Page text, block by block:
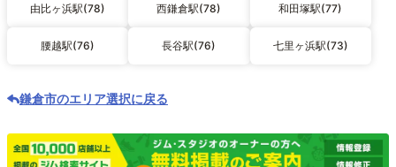
由比ヶ浜駅(78) 西鎌倉駅(78) 和田塚駅(77)
腰越駅(76) 長谷駅(76) 七里ヶ浜駅(73)
鎌倉市のエリア選択に戻る